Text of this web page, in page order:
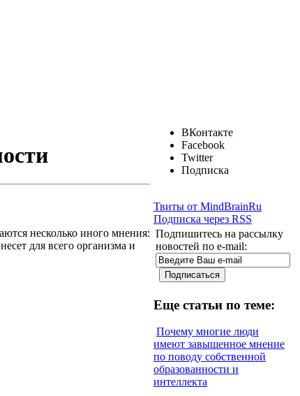
несколько иного мнения:
для всего организма и
ВКонтакте
Facebook
Twitter
Подписка
Твиты от MindBrainRu
Подписка через RSS
Подпишитесь на рассылку
новостей по e-mail:
Еще статьи по теме:
Почему многие люди
имеют завышенное мнение
по поводу собственной
образованности и
интеллекта